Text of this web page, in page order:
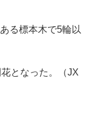
る標本木で5輪以
となった。（JX